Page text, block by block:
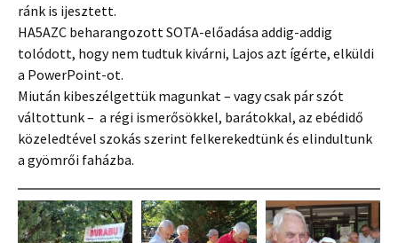
ránk is ijesztett.
HA5AZC beharangozott SOTA-előadása addig-addig
tolódott, hogy nem tudtuk kivárni, Lajos azt ígérte, elküldi
a PowerPoint-ot.
Miután kibeszélgettük magunkat – vagy csak pár szót
váltottunk – a régi ismerősökkel, barátokkal, az ebédidő
közeledtével szokás szerint felkerekedtünk és elindultunk
a gyömrői faházba.